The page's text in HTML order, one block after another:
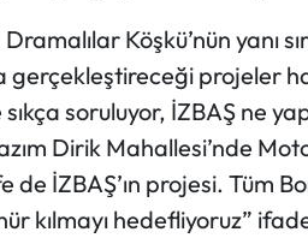
Köşkü’nün yanı
gerçekleştireceği projeler
soruluyor, İZBAŞ ne
Dirik Mahallesi’nde
de İZBAŞ’ın projesi. Tüm
kılmayı hedefliyoruz”